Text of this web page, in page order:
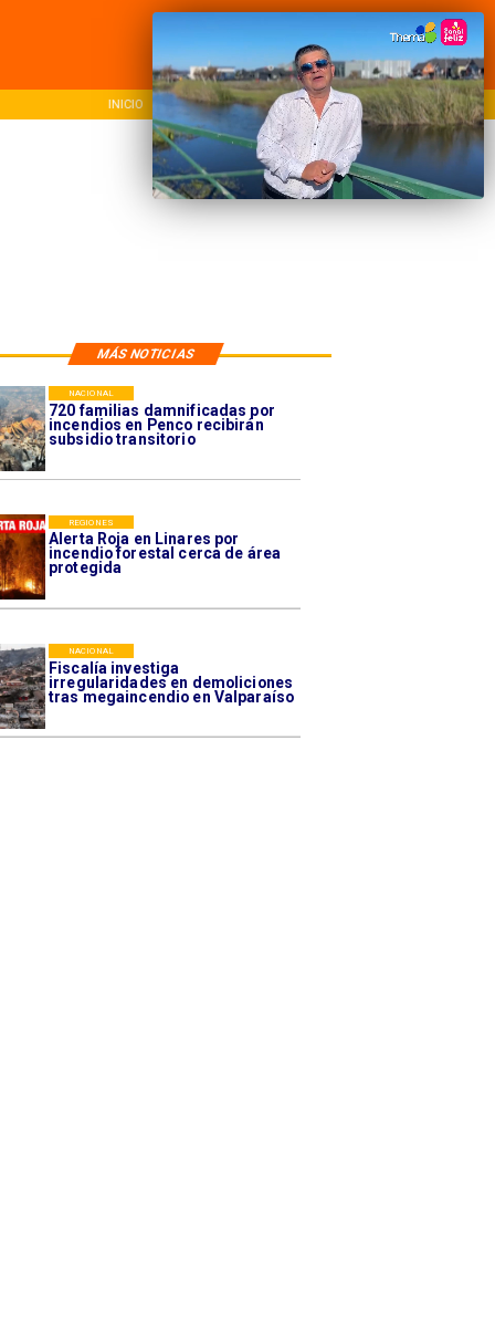
NACIONAL REGIONAL
MÁS NOTICIAS
720 familias damnificadas por
incendios en Penco recibirán
subsidio transitorio
NACIONAL
Alerta Roja en Linares por
incendio forestal cerca de área
protegida
REGIONES
Fiscalía investiga
irregularidades en demoliciones
tras megaincendio en Valparaíso
NACIONAL